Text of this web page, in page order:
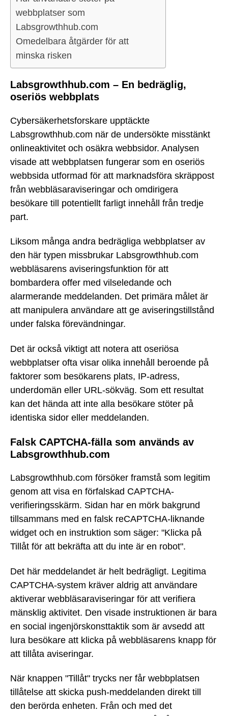
webbplatser som
Labsgrowthhub.com
Omedelbara åtgärder för att
minska risken
Labsgrowthhub.com – En bedräglig,
oseriös webbplats
Cybersäkerhetsforskare upptäckte
Labsgrowthhub.com när de undersökte misstänkt
onlineaktivitet och osäkra webbsidor. Analysen
visade att webbplatsen fungerar som en oseriös
webbsida utformad för att marknadsföra skräppost
från webbläsaraviseringar och omdirigera
besökare till potentiellt farligt innehåll från tredje
part.
Liksom många andra bedrägliga webbplatser av
den här typen missbrukar Labsgrowthhub.com
webbläsarens aviseringsfunktion för att
bombardera offer med vilseledande och
alarmerande meddelanden. Det primära målet är
att manipulera användare att ge aviseringstillstånd
under falska förevändningar.
Det är också viktigt att notera att oseriösa
webbplatser ofta visar olika innehåll beroende på
faktorer som besökarens plats, IP-adress,
underdomän eller URL-sökväg. Som ett resultat
kan det hända att inte alla besökare stöter på
identiska sidor eller meddelanden.
Falsk CAPTCHA-fälla som används av
Labsgrowthhub.com
Labsgrowthhub.com försöker framstå som legitim
genom att visa en förfalskad CAPTCHA-
verifieringsskärm. Sidan har en mörk bakgrund
tillsammans med en falsk reCAPTCHA-liknande
widget och en instruktion som säger: "Klicka på
Tillåt för att bekräfta att du inte är en robot".
Det här meddelandet är helt bedrägligt. Legitima
CAPTCHA-system kräver aldrig att användare
aktiverar webbläsaraviseringar för att verifiera
mänsklig aktivitet. Den visade instruktionen är bara
en social ingenjörskonsttaktik som är avsedd att
lura besökare att klicka på webbläsarens knapp för
att tillåta aviseringar.
När knappen "Tillåt" trycks ner får webbplatsen
tillåtelse att skicka push-meddelanden direkt till
den berörda enheten. Från och med det